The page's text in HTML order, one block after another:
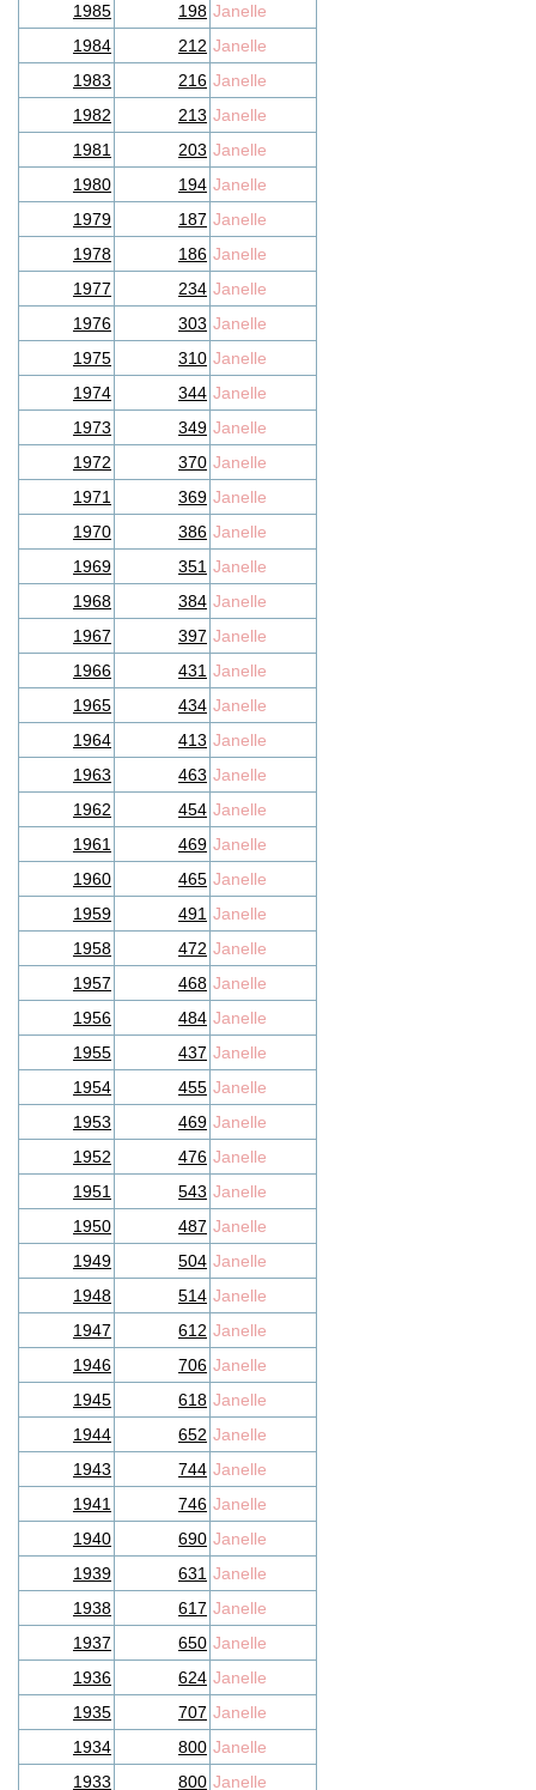
1985
198 Janelle
1984
212 Janelle
1983
216 Janelle
1982
213 Janelle
1981
203 Janelle
1980
194 Janelle
1979
187 Janelle
1978
186 Janelle
1977
234 Janelle
1976
303 Janelle
1975
310 Janelle
1974
344 Janelle
1973
349 Janelle
1972
370 Janelle
1971
369 Janelle
1970
386 Janelle
1969
351 Janelle
1968
384 Janelle
1967
397 Janelle
1966
431 Janelle
1965
434 Janelle
1964
413 Janelle
1963
463 Janelle
1962
454 Janelle
1961
469 Janelle
1960
465 Janelle
1959
491 Janelle
1958
472 Janelle
1957
468 Janelle
1956
484 Janelle
1955
437 Janelle
1954
455 Janelle
1953
469 Janelle
1952
476 Janelle
1951
543 Janelle
1950
487 Janelle
1949
504 Janelle
1948
514 Janelle
1947
612 Janelle
1946
706 Janelle
1945
618 Janelle
1944
652 Janelle
1943
744 Janelle
1941
746 Janelle
1940
690 Janelle
1939
631 Janelle
1938
617 Janelle
1937
650 Janelle
1936
624 Janelle
1935
707 Janelle
1934
800 Janelle
1933
800 Janelle